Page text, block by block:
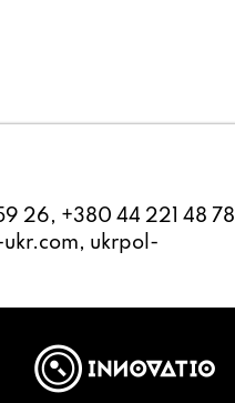
26, +380 44 221 48 78
ukrpol-